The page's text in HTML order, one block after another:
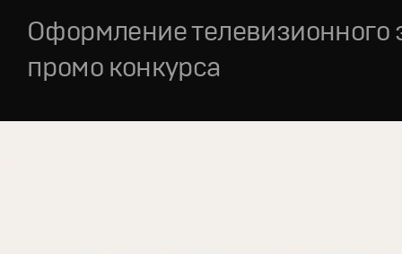
Оформление телевизионного
промо конкурса